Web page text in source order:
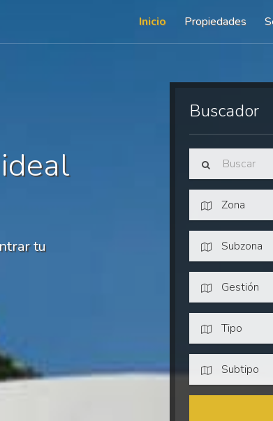
Inicio Propiedades
tu
Buscador
Zona
Subzona
Gestión
Tipo
Subtipo